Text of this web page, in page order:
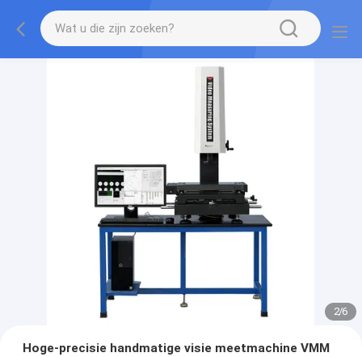
2/6
Hoge-precisie handmatige visie meetmachine VMM